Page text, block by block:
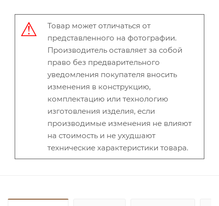
Товар может отличаться от
представленного на фотографии.
Производитель оставляет за собой
право без предварительного
уведомления покупателя вносить
изменения в конструкцию,
комплектацию или технологию
изготовления изделия, если
производимые изменения не влияют
на стоимость и не ухудшают
технические характеристики товара.